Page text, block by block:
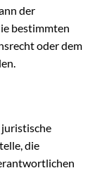
der
bestimmten
oder dem
die